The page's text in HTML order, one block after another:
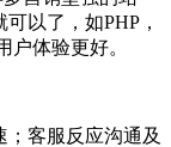
以了，如PHP，
户体验更好。
客服反应沟通及